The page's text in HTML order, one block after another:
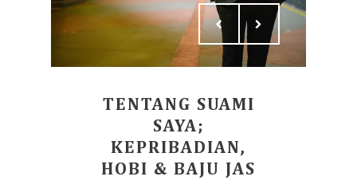
TENTANG SUAMI
SAYA;
KEPRIBADIAN,
HOBI & BAJU JAS